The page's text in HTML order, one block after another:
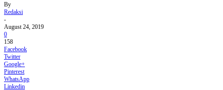
By
Redaksi
-
August 24, 2019
0
158
Facebook
Twitter
Google+
Pinterest
WhatsApp
Linkedin